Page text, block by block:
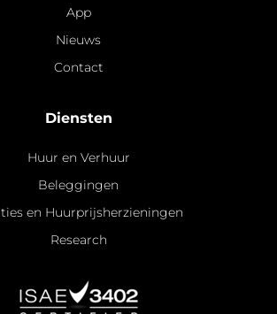
App
Nieuws
Contact
Diensten
Huur en Verhuur
Beleggingen
en Huurprijsherzieningen
Research